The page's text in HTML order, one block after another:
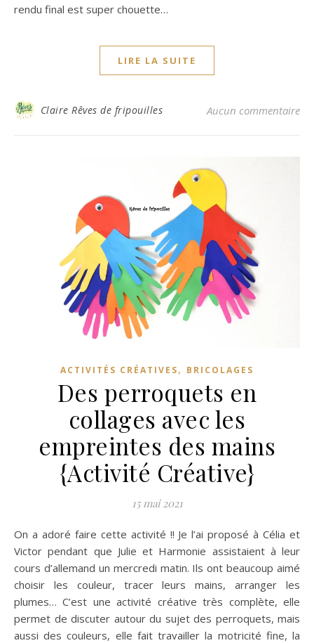
rendu final est super chouette…
LIRE LA SUITE
Claire Rêves de fripouilles Aucun commentaire
ACTIVITÉS CRÉATIVES, BRICOLAGES
Des perroquets en
collages avec les
empreintes des mains
{Activité Créative}
15 mai 2021
On a adoré faire cette activité !! Je l’ai proposé à Célia et
Victor pendant que Julie et Harmonie assistaient à leur
cours d’allemand un mercredi matin. Ils ont beaucoup aimé
choisir les couleur, tracer leurs mains, arranger les
plumes… C’est une activité créative très complète, elle
permet de discuter autour du sujet des perroquets, mais
aussi des couleurs, elle fait travailler la motricité fine, la